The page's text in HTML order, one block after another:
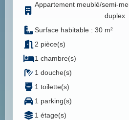
Appartement meublé/semi-
duplex
Surface habitable : 30 m²
2 pièce(s)
1 chambre(s)
1 douche(s)
1 toilette(s)
1 parking(s)
1 étage(s)